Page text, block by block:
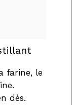
farine, le
dés.